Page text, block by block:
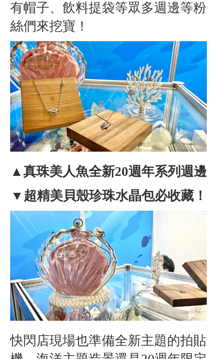
有帽子、飲料提袋等眾多週邊等粉
絲們來挖寶！
▲真珠美人魚全新20週年系列週邊
▼超精美貝殼珍珠水晶包必收藏！
快閃店現場也準備全新主題的拍貼